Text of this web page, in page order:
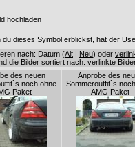
hochladen
du dieses Symbol erblickst, hat der
nach: Datum (Alt | Neu) oder
die Bilder sortiert nach: verlinkte
des neuen
noch ohne
Paket
Anprobe des
Sommeroutfit`s
AMG Paket